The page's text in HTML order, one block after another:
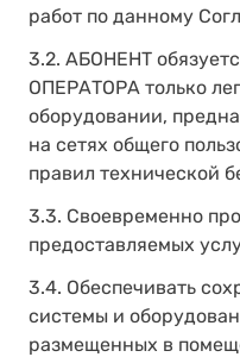
работ по данному
3.2. АБОНЕНТ
ОПЕРАТОРА только
оборудовании,
на сетях общего
правил технической
3.3. Своевременно
предоставляемых
3.4. Обеспечивать
системы и
размещенных в